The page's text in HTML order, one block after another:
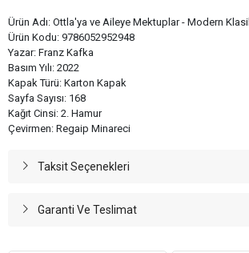
Ürün Adı: Ottla'ya ve Aileye Mektuplar - Modern
Ürün Kodu: 9786052952948
Yazar: Franz Kafka
Basım Yılı: 2022
Kapak Türü: Karton Kapak
Sayfa Sayısı: 168
Kağıt Cinsi: 2. Hamur
Çevirmen: Regaip Minareci
Taksit Seçenekleri
Garanti Ve Teslimat